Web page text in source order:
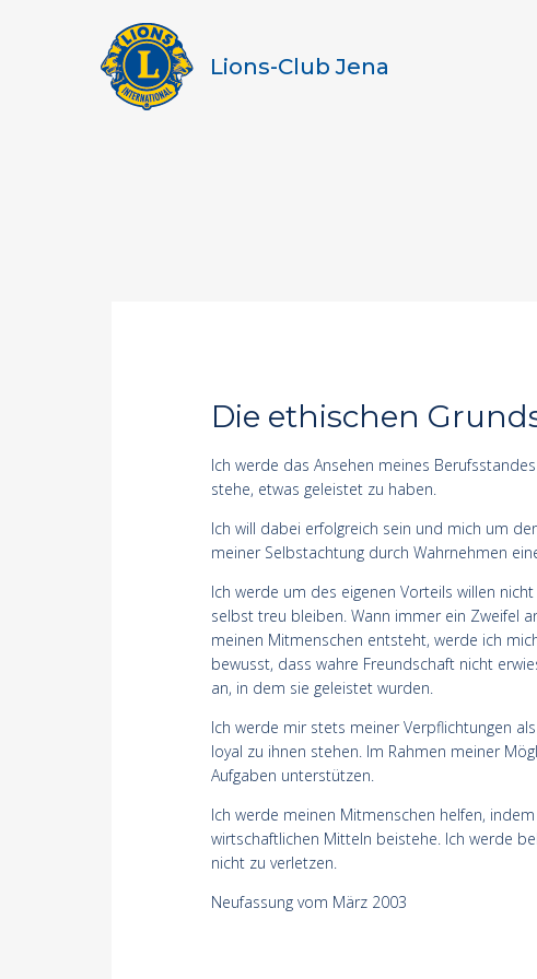
Lions-Club Jena
Die ethischen
Ich werde das Ansehen meines
stehe, etwas geleistet zu haben.
Ich will dabei erfolgreich sein und mich um
meiner Selbstachtung durch Wahrnehmen
Ich werde um des eigenen Vorteils willen
selbst treu bleiben. Wann immer ein Zweifel
meinen Mitmenschen entsteht, werde ich
bewusst, dass wahre Freundschaft nicht
an, in dem sie geleistet wurden.
Ich werde mir stets meiner Verpflichtungen
loyal zu ihnen stehen. Im Rahmen meiner
Aufgaben unterstützen.
Ich werde meinen Mitmenschen helfen,
wirtschaftlichen Mitteln beistehe. Ich werde
nicht zu verletzen.
Neufassung vom März 2003